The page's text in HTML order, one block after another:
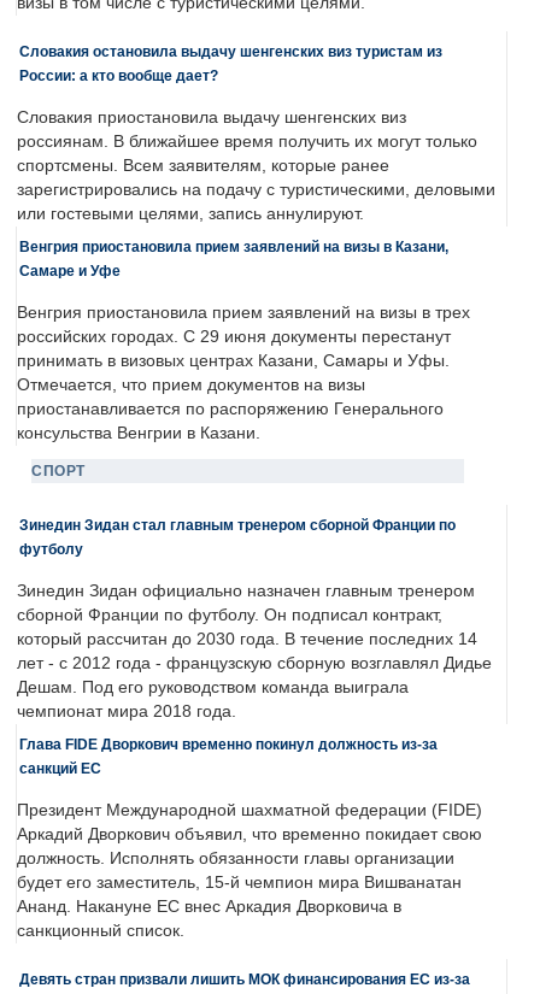
Словакия остановила выдачу шенгенских виз туристам из
России: а кто вообще дает?
Словакия приостановила выдачу шенгенских виз
россиянам. В ближайшее время получить их могут только
спортсмены. Всем заявителям, которые ранее
зарегистрировались на подачу с туристическими, деловыми
или гостевыми целями, запись аннулируют.
Венгрия приостановила прием заявлений на визы в Казани,
Самаре и Уфе
Венгрия приостановила прием заявлений на визы в трех
российских городах. С 29 июня документы перестанут
принимать в визовых центрах Казани, Самары и Уфы.
Отмечается, что прием документов на визы
приостанавливается по распоряжению Генерального
консульства Венгрии в Казани.
СПОРТ
Зинедин Зидан стал главным тренером сборной Франции по
футболу
Зинедин Зидан официально назначен главным тренером
сборной Франции по футболу. Он подписал контракт,
который рассчитан до 2030 года. В течение последних 14
лет - с 2012 года - французскую сборную возглавлял Дидье
Дешам. Под его руководством команда выиграла
чемпионат мира 2018 года.
Глава FIDE Дворкович временно покинул должность из-за
санкций ЕС
Президент Международной шахматной федерации (FIDE)
Аркадий Дворкович объявил, что временно покидает свою
должность. Исполнять обязанности главы организации
будет его заместитель, 15-й чемпион мира Вишванатан
Ананд. Накануне ЕС внес Аркадия Дворковича в
санкционный список.
Девять стран призвали лишить МОК финансирования ЕС из-за